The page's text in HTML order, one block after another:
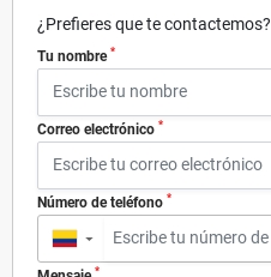
¿Prefieres que te contactemos?
Tu nombre *
Correo electrónico *
Número de teléfono *
▼
*